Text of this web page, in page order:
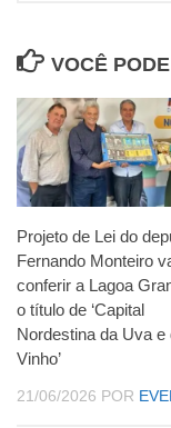
VOCÊ
Projeto de Lei do
Fernando Monteiro
conferir a Lagoa
o título de ‘Capital
Nordestina da Uva e
Vinho’
21/06/2026 POR